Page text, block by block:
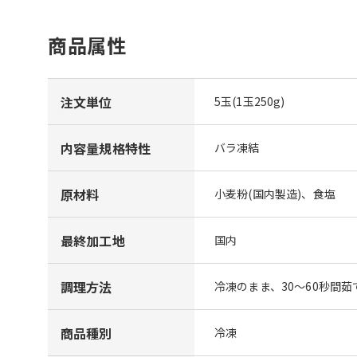
商品属性
注文単位 5玉(1玉250g)
内容量規格特性 バラ凍結
原材料 小麦粉(国内製造)、食塩
最終加工地 国内
調理方法 冷凍のまま、30～60秒間茹
商品種別 冷凍